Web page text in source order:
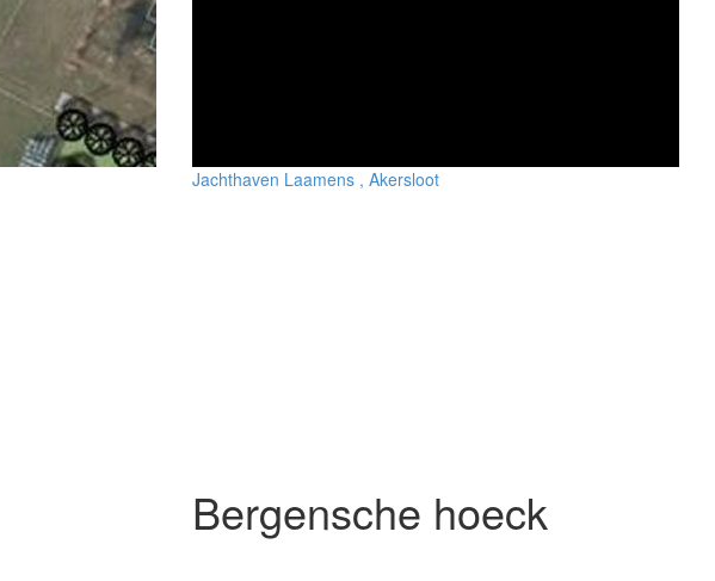
Jachthaven Laamens , Akersloot
Bergensche hoeck